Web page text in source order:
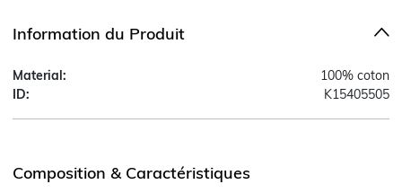
Information du Produit
Material:
100% coton
ID:
K15405505
Composition & Caractéristiques